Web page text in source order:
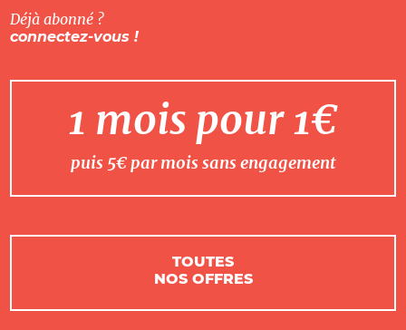
Déjà abonné ?
connectez-vous !
1 mois pour 1€
puis 5€ par mois sans engagement
TOUTES
NOS OFFRES